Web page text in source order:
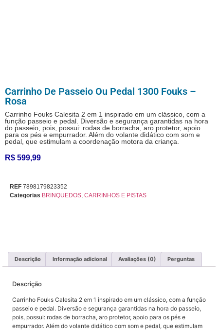
Carrinho De Passeio Ou Pedal 1300 Fouks –
Rosa
Carrinho Fouks Calesita 2 em 1 inspirado em um clássico, com a
função passeio e pedal. Diversão e segurança garantidas na hora
do passeio, pois, possui: rodas de borracha, aro protetor, apoio
para os pés e empurrador. Além do volante didático com som e
pedal, que estimulam a coordenação motora da criança.
R$ 599,99
REF 7898179823352
Categorias BRINQUEDOS, CARRINHOS E PISTAS
Descrição Informação adicional Avaliações (0) Perguntas
Descrição
Carrinho Fouks Calesita 2 em 1 inspirado em um clássico, com a função
passeio e pedal. Diversão e segurança garantidas na hora do passeio,
pois, possui: rodas de borracha, aro protetor, apoio para os pés e
empurrador. Além do volante didático com som e pedal, que estimulam